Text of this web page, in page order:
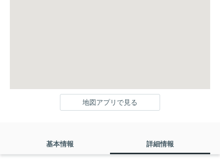
地図アプリで見る
基本情報 詳細情報